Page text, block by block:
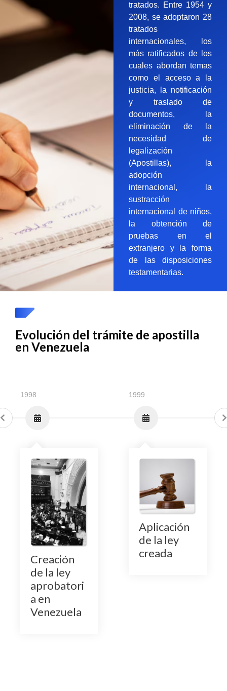
tratados. Entre 1954 y
2008, se adoptaron 28
tratados
internacionales, los
más ratificados de los
cuales abordan temas
como el acceso a la
justicia, la notificación
y traslado de
documentos, la
eliminación de la
necesidad de
legalización
(Apostillas), la
adopción
internacional, la
sustracción
internacional de niños,
la obtención de
pruebas en el
extranjero y la forma
de las disposiciones
testamentarias.
Evolución del trámite de apostilla
en Venezuela
1998
Creación
de la ley
aprobatori
a en
Venezuela
1999
Aplicación
de la ley
creada